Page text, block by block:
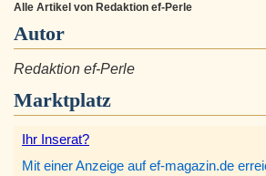
Alle Artikel von Redaktion ef-Perle
Autor
Redaktion ef-Perle
Marktplatz
Ihr Inserat?
Mit einer Anzeige auf ef-magazin.de